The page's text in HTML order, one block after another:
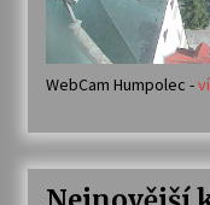
WebCam Humpolec -